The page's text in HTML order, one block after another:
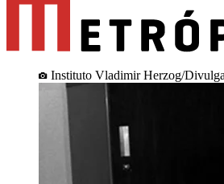
Instituto Vladimir Herzog/